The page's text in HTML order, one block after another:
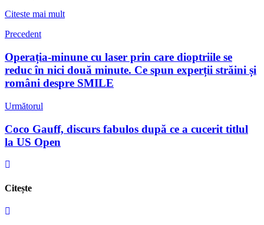
Citeste mai mult
Precedent
Operația-minune cu laser prin care dioptriile se
reduc în nici două minute. Ce spun experții străini și
români despre SMILE
Următorul
Coco Gauff, discurs fabulos după ce a cucerit titlul
la US Open
Citește